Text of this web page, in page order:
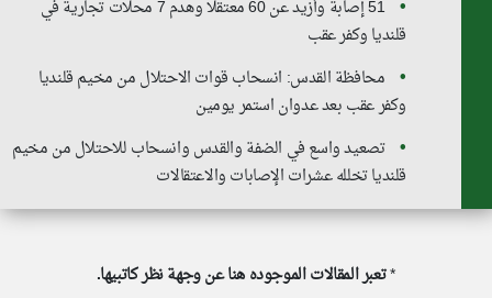
51 إصابة وأزيد عن 60 معتقلا وهدم 7 محلات تجارية في
قلنديا وكفر عقب
محافظة القدس: انسحاب قوات الاحتلال من مخيم قلنديا
وكفر عقب بعد عدوان استمر يومين
تصعيد واسع في الضفة والقدس وانسحاب للاحتلال من مخيم
قلنديا تخلله عشرات الإصابات والاعتقالات
*تعبر المقالات الموجوده هنا عن وجهة نظر كاتبيها.